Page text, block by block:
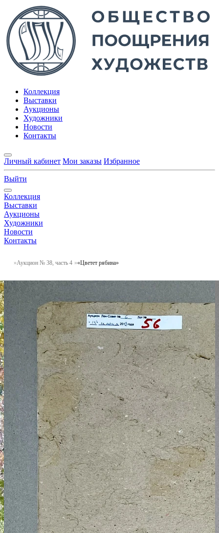
Коллекция
Выставки
Аукционы
Художники
Новости
Контакты
Личный кабинет Мои заказы Избранное
Выйти
Коллекция
Выставки
Аукционы
Художники
Новости
Контакты
Аукцион № 38, часть 4 «Цветет рябина»